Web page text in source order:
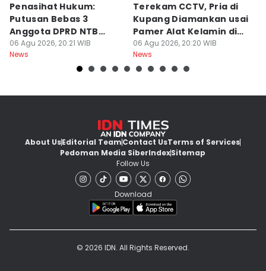
Penasihat Hukum:
Putusan Bebas 3
Anggota DPRD NTB
Bersifat Final
06 Agu 2026, 20:21 WIB
News
Terekam CCTV, Pria di
Kupang Diamankan usai
Pamer Alat Kelamin di
Kios
06 Agu 2026, 20:20 WIB
News
About UsEditorial TeamContact UsTerms of Services
Pedoman Media SiberIndexSitemap
Follow Us
Download
© 2026 IDN. All Rights Reserved.